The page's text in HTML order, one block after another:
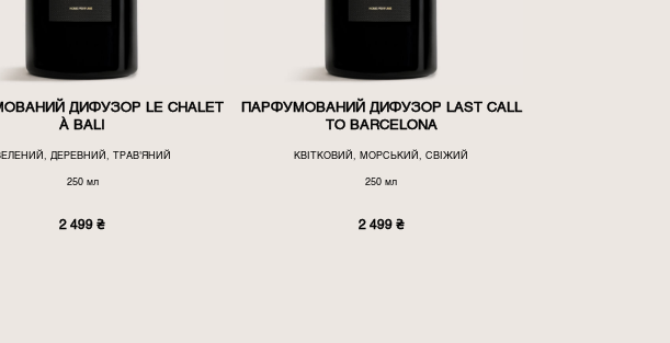
ДИФУЗОР LE CHALET
À BALI
ДЕРЕВНИЙ, ТРАВ'ЯНИЙ
250 мл
2 499₴
ПАРФУМОВАНИЙ ДИФУЗОР LAST CALL
TO BARCELONA
КВІТКОВИЙ, МОРСЬКИЙ, СВІЖИЙ
250 мл
2 499 ₴